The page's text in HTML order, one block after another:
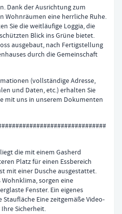
Dank der Ausrichtung zum
Wohnräumen eine herrliche Ruhe.
Sie die weitläufige Loggia, die
Blick ins Grüne bietet.
ausgebaut, nach Fertigstellung
durch die Gemeinschaft
(vollständige Adresse,
und Daten, etc.) erhalten Sie
mit uns in unserem Dokumenten
die mit einem Gasherd
Platz für einen Essbereich
mit einer Dusche ausgestattet.
sorgen eine
Fenster. Ein eigenes
Eine zeitgemäße Video-
Sicherheit.